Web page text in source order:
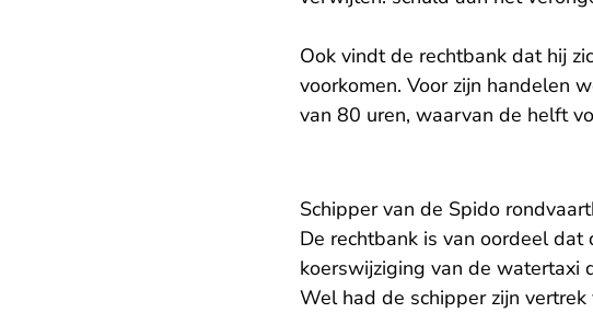
Ook vindt de rechtbank dat hij
voorkomen. Voor zijn handelen
van 80 uren, waarvan de helft
Schipper van de Spido
De rechtbank is van oordeel dat
koerswijziging van de watertaxi
Wel had de schipper zijn